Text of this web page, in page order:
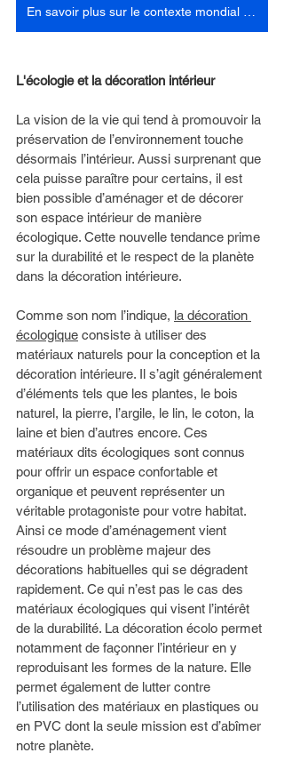
En savoir plus sur le contexte mondial echologique
L'écologie et la décoration intérieur
La vision de la vie qui tend à promouvoir la
préservation de l’environnement touche
désormais l’intérieur. Aussi surprenant que
cela puisse paraître pour certains, il est
bien possible d’aménager et de décorer
son espace intérieur de manière
écologique. Cette nouvelle tendance prime
sur la durabilité et le respect de la planète
dans la décoration intérieure.
Comme son nom l’indique, la décoration
écologique consiste à utiliser des
matériaux naturels pour la conception et la
décoration intérieure. Il s’agit généralement
d’éléments tels que les plantes, le bois
naturel, la pierre, l’argile, le lin, le coton, la
laine et bien d’autres encore. Ces
matériaux dits écologiques sont connus
pour offrir un espace confortable et
organique et peuvent représenter un
véritable protagoniste pour votre habitat.
Ainsi ce mode d’aménagement vient
résoudre un problème majeur des
décorations habituelles qui se dégradent
rapidement. Ce qui n’est pas le cas des
matériaux écologiques qui visent l’intérêt
de la durabilité. La décoration écolo permet
notamment de façonner l’intérieur en y
reproduisant les formes de la nature. Elle
permet également de lutter contre
l’utilisation des matériaux en plastiques ou
en PVC dont la seule mission est d’abîmer
notre planète.